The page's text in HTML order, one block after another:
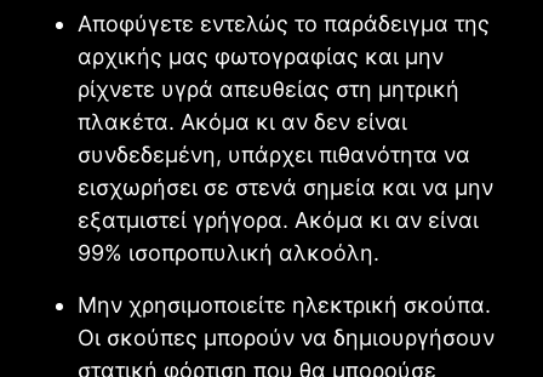
Αποφύγετε εντελώς το παράδειγμα της
αρχικής μας φωτογραφίας και μην
ρίχνετε υγρά απευθείας στη μητρική
πλακέτα. Ακόμα κι αν δεν είναι
συνδεδεμένη, υπάρχει πιθανότητα να
εισχωρήσει σε στενά σημεία και να μην
εξατμιστεί γρήγορα. Ακόμα κι αν είναι
99% ισοπροπυλική αλκοόλη.
Μην χρησιμοποιείτε ηλεκτρική σκούπα.
Οι σκούπες μπορούν να δημιουργήσουν
στατική φόρτιση που θα μπορούσε